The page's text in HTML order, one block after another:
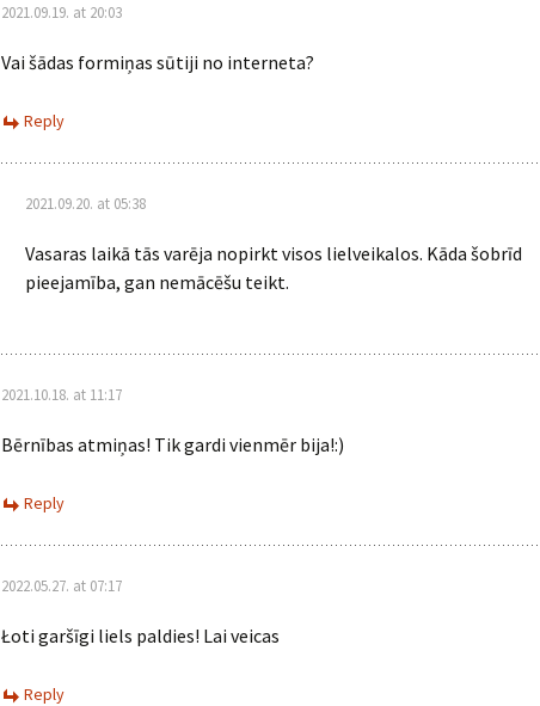
2021.09.19. at 20:03
Vai šādas formiņas sūtiji no interneta?
Reply
2021.09.20. at 05:38
Vasaras laikā tās varēja nopirkt visos lielveikalos. Kāda šobrīd
pieejamība, gan nemācēšu teikt.
2021.10.18. at 11:17
Bērnības atmiņas! Tik gardi vienmēr bija!:)
Reply
2022.05.27. at 07:17
Łoti garšīgi liels paldies! Lai veicas
Reply